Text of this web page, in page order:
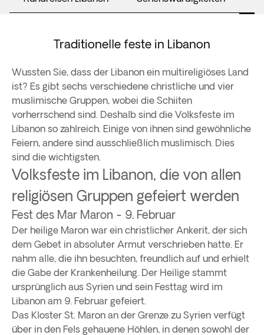
Traditionelle feste in Libanon
Wussten Sie, dass der Libanon ein multireligiöses Land
ist? Es gibt sechs verschiedene christliche und vier
muslimische Gruppen, wobei die Schiiten
vorherrschend sind. Deshalb sind die Volksfeste im
Libanon so zahlreich. Einige von ihnen sind gewöhnliche
Feiern, andere sind ausschließlich muslimisch. Dies
sind die wichtigsten.
Volksfeste im Libanon, die von allen
religiösen Gruppen gefeiert werden
Fest des Mar Maron - 9. Februar
Der heilige Maron war ein christlicher Ankerit, der sich
dem Gebet in absoluter Armut verschrieben hatte. Er
nahm alle, die ihn besuchten, freundlich auf und erhielt
die Gabe der Krankenheilung. Der Heilige stammt
ursprünglich aus Syrien und sein Festtag wird im
Libanon am 9. Februar gefeiert.
Das Kloster St. Maron an der Grenze zu Syrien verfügt
über in den Fels gehauene Höhlen, in denen sowohl der